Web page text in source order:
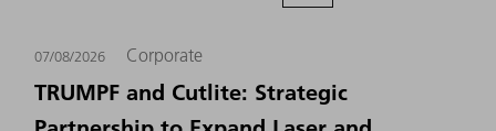
07/08/2026 Corporate
TRUMPF and Cutlite: Strategic